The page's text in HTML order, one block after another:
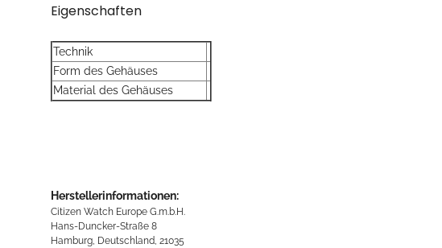
Eigenschaften
Technik
Form des Gehäuses
Material des Gehäuses
Herstellerinformationen:
Citizen Watch Europe G.m.b.H.
Hans-Duncker-Straße 8
Hamburg, Deutschland, 21035